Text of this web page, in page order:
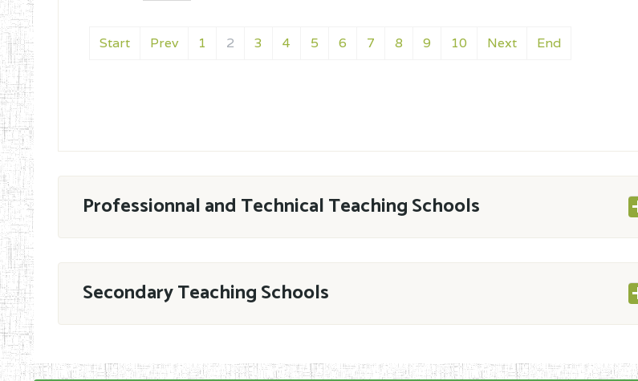
Start Prev 1 2 3 4 5 6 7 8 9 10 Next End
Professionnal and Technical Teaching Schools
ESTP
Secondary Teaching Schools
En application de la Décision N°90/11/MINESEC/CAB du 21 mars 2011 portant ouverture